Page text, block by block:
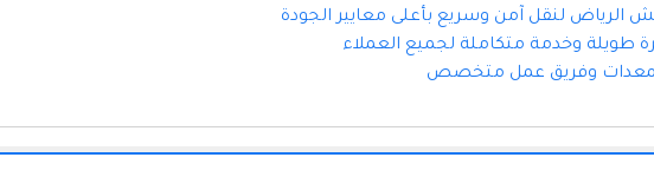
لنقل آمن وسريع بأعلى معايير الجودة
طويلة وخدمة متكاملة لجميع العملاء
وفريق عمل متخصص